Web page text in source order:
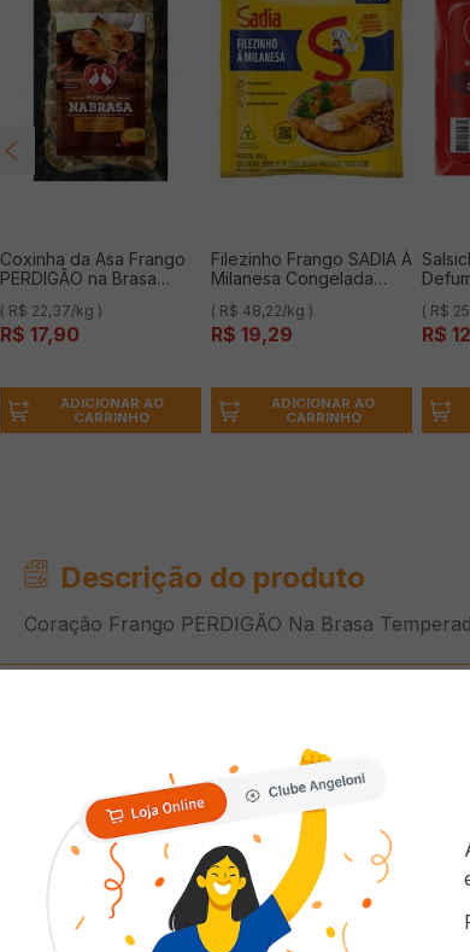
Coxinha da Asa Frango
PERDIGÃO na Brasa
de Mostarda Congelada
800g
( R$ 22,37/kg )
R$ 17,90
ADICIONAR AO
CARRINHO
Filezinho Frango SADIA À
Milanesa Congelada
( R$ 48,22/kg )
R$ 19,29
ADICIONAR AO
CARRINHO
( R$
R$ 12
Descrição do produto
Coração Frango PERDIGÃO Na Brasa
Armazenamento
Temperado